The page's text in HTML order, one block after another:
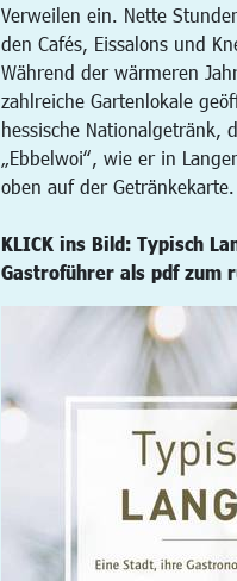
Verweilen ein. Nette
den Cafés, Eissalons und
Während der wärmeren
zahlreiche Gartenlokale
hessische Nationalgetränk,
„Ebbelwoi“, wie er in
oben auf der Getränkekarte.
KLICK ins Bild: Typisch
Gastroführer als pdf zum